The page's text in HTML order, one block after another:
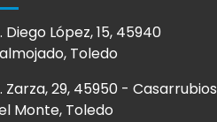
Diego López, 15, 45940
Toledo
Zarza, 29, 45950 - Casarrubios
Monte, Toledo